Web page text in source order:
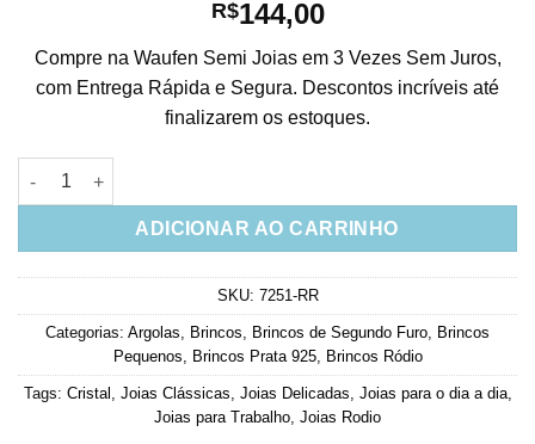
R$144,00
Compre na Waufen Semi Joias em 3 Vezes Sem Juros,
com Entrega Rápida e Segura. Descontos incríveis até
finalizarem os estoques.
Argola pequena de bolinhas em prata 925 rodio quantidade
ADICIONAR AO CARRINHO
SKU: 7251-RR
Categorias: Argolas, Brincos, Brincos de Segundo Furo, Brincos
Pequenos, Brincos Prata 925, Brincos Ródio
Tags: Cristal , Joias Clássicas, Joias Delicadas, Joias para o dia a dia,
Joias para Trabalho, Joias Rodio